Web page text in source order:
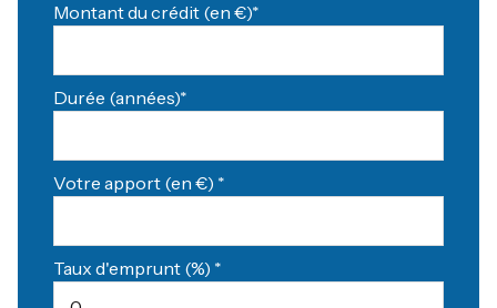
Montant du crédit (en €)*
Durée (années)*
Votre apport (en €) *
Taux d'emprunt (%) *